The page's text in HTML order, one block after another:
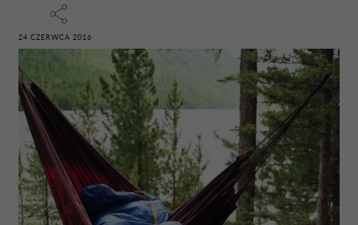
24 CZERWCA 2016